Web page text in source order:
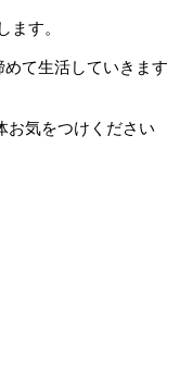
す。
て生活していきます
気をつけください